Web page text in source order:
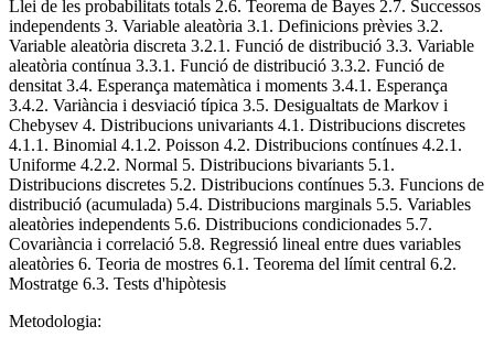
Llei de les probabilitats totals 2.6. Teorema de Bayes 2.7. Successos
independents 3. Variable aleatòria 3.1. Definicions prèvies 3.2.
Variable aleatòria discreta 3.2.1. Funció de distribució 3.3. Variable
aleatòria contínua 3.3.1. Funció de distribució 3.3.2. Funció de
densitat 3.4. Esperança matemàtica i moments 3.4.1. Esperança
3.4.2. Variància i desviació típica 3.5. Desigualtats de Markov i
Chebysev 4. Distribucions univariants 4.1. Distribucions discretes
4.1.1. Binomial 4.1.2. Poisson 4.2. Distribucions contínues 4.2.1.
Uniforme 4.2.2. Normal 5. Distribucions bivariants 5.1.
Distribucions discretes 5.2. Distribucions contínues 5.3. Funcions de
distribució (acumulada) 5.4. Distribucions marginals 5.5. Variables
aleatòries independents 5.6. Distribucions condicionades 5.7.
Covariància i correlació 5.8. Regressió lineal entre dues variables
aleatòries 6. Teoria de mostres 6.1. Teorema del límit central 6.2.
Mostratge 6.3. Tests d'hipòtesis
Metodologia: